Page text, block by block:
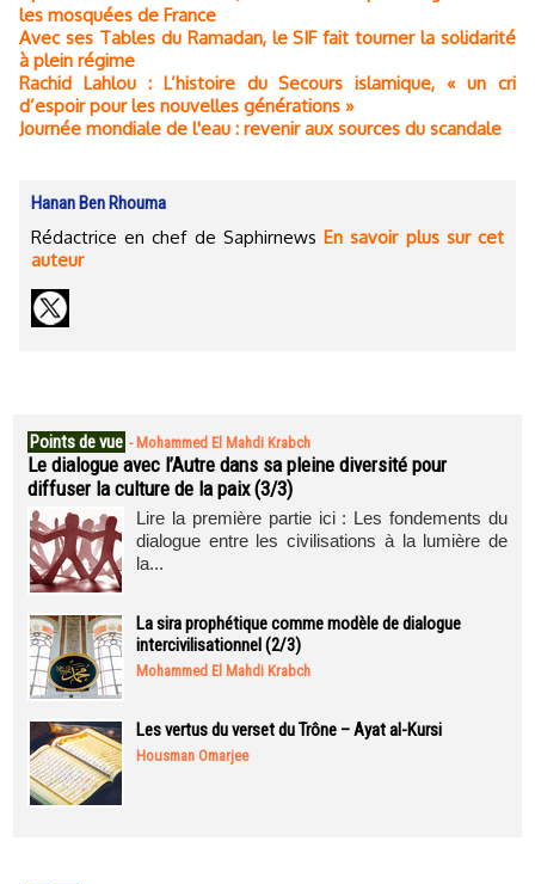
les mosquées de France
Avec ses Tables du Ramadan, le SIF fait tourner la solidarité
à plein régime
Rachid Lahlou : L’histoire du Secours islamique, « un cri
d’espoir pour les nouvelles générations »
Journée mondiale de l'eau : revenir aux sources du scandale
Hanan Ben Rhouma
Rédactrice en chef de SaphirnewsEn savoir plus sur cet
auteur
Points de vue - Mohammed El Mahdi Krabch
Le dialogue avec l’Autre dans sa pleine diversité pour
diffuser la culture de la paix (3/3)
Lire la première partie ici : Les fondements du
dialogue entre les civilisations à la lumière de
la...
La sira prophétique comme modèle de dialogue
intercivilisationnel (2/3)
Mohammed El Mahdi Krabch
Les vertus du verset du Trône – Ayat al-Kursi
Housman Omarjee